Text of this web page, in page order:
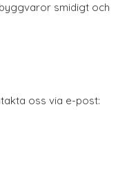
smidigt och
oss via e-post: